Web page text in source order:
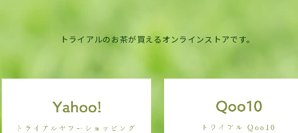
トライアルのお茶が買えるオンラインストアです。